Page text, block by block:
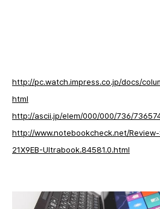
http://pc.watch.impress.co.jp/docs/
html
http://ascii.jp/elem/000/000/736/
http://www.notebookcheck.net/Review-
21X9EB-Ultrabook.84581.0.html